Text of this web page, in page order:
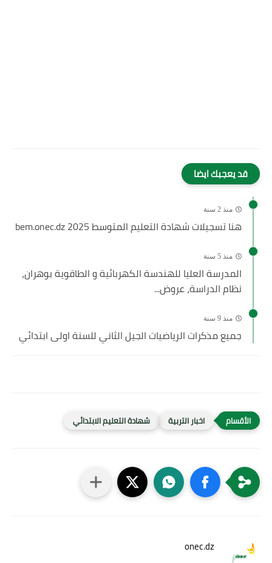
قد يعجبك ايضا
منذ 2 سنة
هنا تسجيلات شهادة التعليم المتوسط 2025 bem.onec.dz
منذ 5 سنة
المدرسة العليا للهندسة الكهربائية و الطاقوية بوهران،
نظام الدراسة، عروض...
منذ 9 سنة
جميع مذكرات الرياضيات الجيل الثاني للسنة اولى ابتدائي
اخبار التربية شهادة التعليم الابتدائي
onec.dz